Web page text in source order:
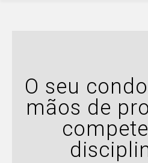
O seu
mãos de